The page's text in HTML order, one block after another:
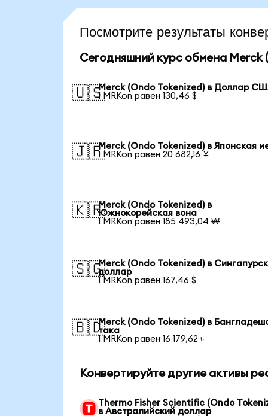
Посмотрите результаты
Сегодняшний курс обмена Merck
🇺🇸Merck (Ondo Tokenized) в Доллар
1 MRKon равен 130,46 $
🇯🇵Merck (Ondo Tokenized) в Японская
1 MRKon равен 20 682,16 ¥
🇰🇷Merck (Ondo Tokenized) в
Южнокорейская вона
1 MRKon равен 185 493,04 ₩
🇸🇬Merck (Ondo Tokenized) в
доллар
1 MRKon равен 167,46 $
🇧🇩Merck (Ondo Tokenized) в
така
1 MRKon равен 16 179,62 ৳
Конвертируйте другие активы
Thermo Fisher Scientific (Ondo
в Австралийский доллар